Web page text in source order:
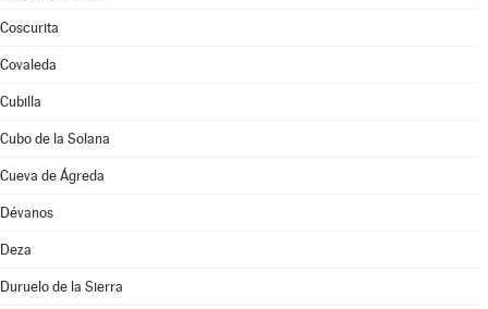
Coscurita
Covaleda
Cubilla
Cubo de la Solana
Cueva de Ágreda
Dévanos
Deza
Duruelo de la Sierra